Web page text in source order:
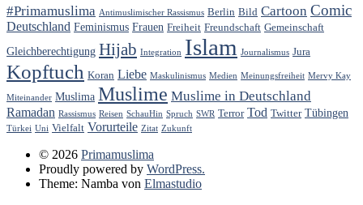
#Primamuslima Antimuslimischer Rassismus Berlin Bild Cartoon Comic
Deutschland Feminismus Frauen Freiheit Freundschaft Gemeinschaft
Gleichberechtigung Hijab Integration Islam Journalismus Jura
Kopftuch Koran Liebe Maskulinismus Medien Meinungsfreiheit Mervy Kay
Miteinander Muslima Muslime Muslime in Deutschland
Ramadan Rassismus Reisen SchauHin Spruch SWR Terror Tod Twitter Tübingen
Türkei Uni Vielfalt Vorurteile Zitat Zukunft
© 2026 Primamuslima
Proudly powered by WordPress.
Theme: Namba von Elmastudio